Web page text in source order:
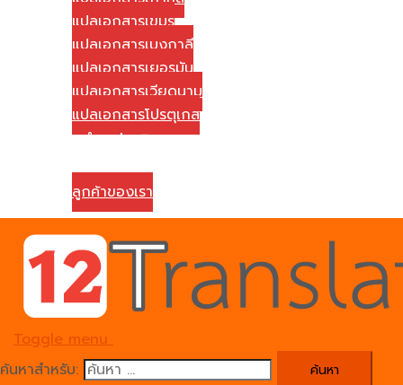
แปลเอกสารเขมร
แปลเอกสารเบงกาลี
แปลเอกสารเยอรมัน
แปลเอกสารเวียดนาม
แปลเอกสารโปรตุเกส
วิธีการชำระค่าบริการ
ติดต่อเรา
ลูกค้าของเรา
Toggle menu
ค้นหาสำหรับ: